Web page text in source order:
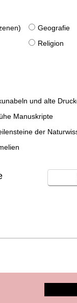
Geografie
Religion
und alte
Manuskripte
der